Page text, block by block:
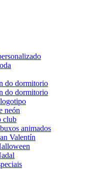
do dormitorio
do dormitorio
neón
club
animados
Valentín